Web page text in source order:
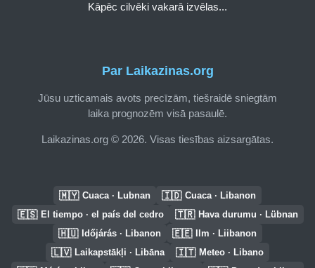
Par Laikazinas.org
Jūsu uzticamais avots precīzām, tiešraidē sniegtām
laika prognozēm visā pasaulē.
Laikazinas.org © 2026. Visas tiesības aizsargātas.
Kāpēc cilvēki vakarā izvēlas...
🇲🇾 Cuaca · Lubnan 🇮🇩 Cuaca · Libanon
🇪🇸 El tiempo · el país del cedro 🇹🇷 Hava durumu · Lübnan
🇭🇺 Időjárás · Libanon 🇪🇪 Ilm · Liibanon
🇱🇻 Laikapstākļi · Libāna 🇮🇹 Meteo · Libano